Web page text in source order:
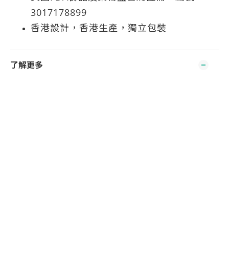
3017178899
香港設計，香港生產，獨立包裝
了解更多